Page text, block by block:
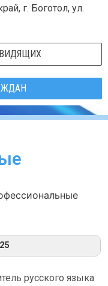
г. Боготол, ул.
русского языка